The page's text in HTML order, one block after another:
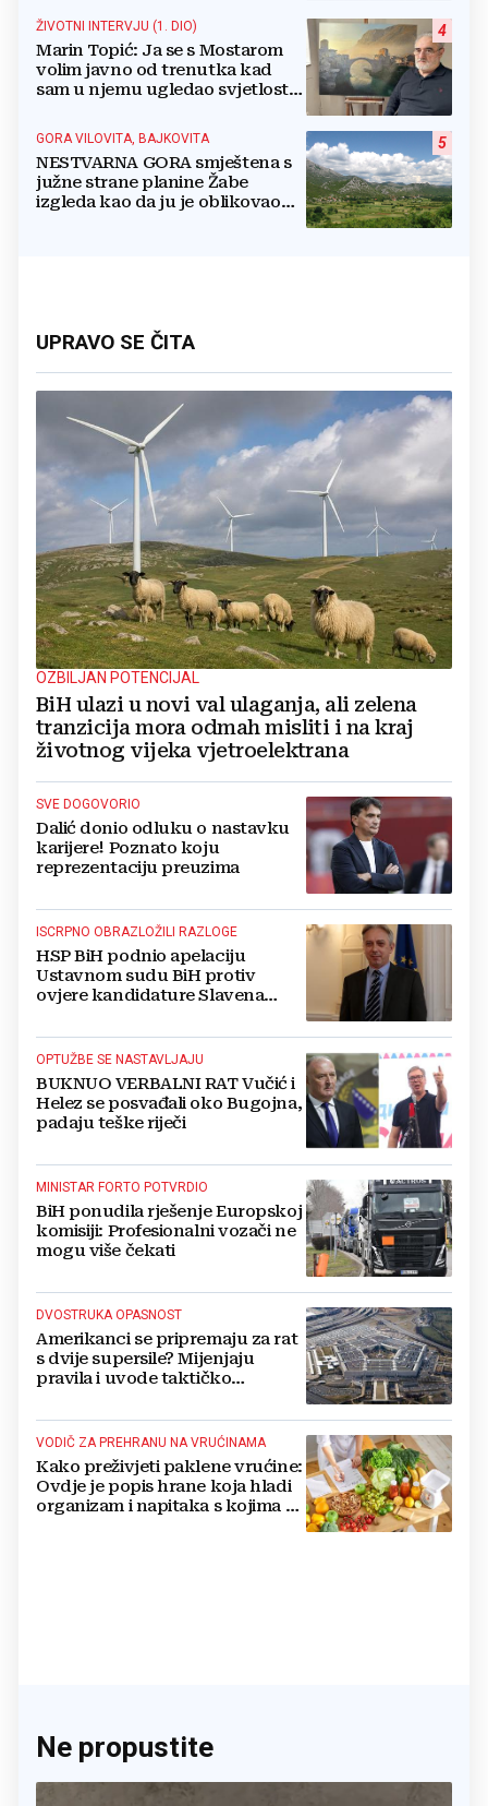
4
ŽIVOTNI INTERVJU (1. DIO)
Marin Topić: Ja se s Mostarom
volim javno od trenutka kad
sam u njemu ugledao svjetlost
lovim na platnu
5
GORA VILOVITA, BAJKOVITA
NESTVARNA GORA smještena s
južne strane planine Žabe
izgleda kao da ju je oblikovao
UPRAVO SE ČITA
OZBILJAN POTENCIJAL
BiH ulazi u novi val ulaganja, ali zelena
tranzicija mora odmah misliti i na kraj
životnog vijeka vjetroelektrana
SVE DOGOVORIO
Dalić donio odluku o nastavku
karijere! Poznato koju
reprezentaciju preuzima
ISCRPNO OBRAZLOŽILI RAZLOGE
HSP BiH podnio apelaciju
Ustavnom sudu BiH protiv
ovjere kandidature Slavena
OPTUŽBE SE NASTAVLJAJU
BUKNUO VERBALNI RAT Vučić i
Helez se posvađali oko Bugojna,
padaju teške riječi
MINISTAR FORTO POTVRDIO
BiH ponudila rješenje Europskoj
komisiji: Profesionalni vozači ne
mogu više čekati
DVOSTRUKA OPASNOST
Amerikanci se pripremaju za rat
s dvije supersile? Mijenjaju
pravila i uvode taktičko
VODIČ ZA PREHRANU NA VRUĆINAMA
Kako preživjeti paklene vrućine:
Ovdje je popis hrane koja hladi
organizam i napitaka s kojima si
Ne propustite